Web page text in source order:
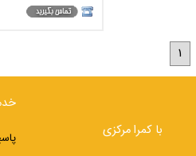
1
با کمرا مرکزی